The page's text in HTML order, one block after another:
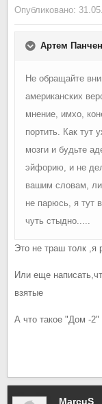
Опубликовано:
Артем
Не обращайте
американских
мнение, имхо,
портить. Как тут
мозги и будьте
эйфорию, и не
вашим словам,
не парюсь, я тут
чуть стыдно.....
Это не траш толк ,я
Или еще
взятые
А что такое "Дом -
MarcuS